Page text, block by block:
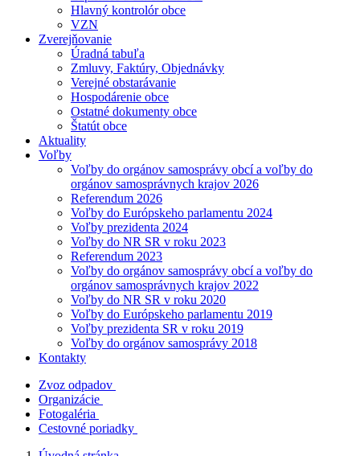
Hlavný kontrolór obce
VZN
Zverejňovanie
Úradná tabuľa
Zmluvy, Faktúry, Objednávky
Verejné obstarávanie
Hospodárenie obce
Ostatné dokumenty obce
Štatút obce
Aktuality
Voľby
Voľby do orgánov samosprávy obcí a voľby do
orgánov samosprávnych krajov 2026
Referendum 2026
Voľby do Európskeho parlamentu 2024
Voľby prezidenta 2024
Voľby do NR SR v roku 2023
Referendum 2023
Voľby do orgánov samosprávy obcí a voľby do
orgánov samosprávnych krajov 2022
Voľby do NR SR v roku 2020
Voľby do Európskeho parlamentu 2019
Voľby prezidenta SR v roku 2019
Voľby do orgánov samosprávy 2018
Kontakty
Zvoz odpadov
Organizácie
Fotogaléria
Cestovné poriadky